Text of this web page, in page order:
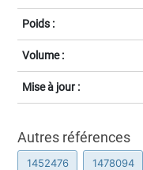
Poids :
Volume :
Mise à jour :
Autres références
1452476 1478094